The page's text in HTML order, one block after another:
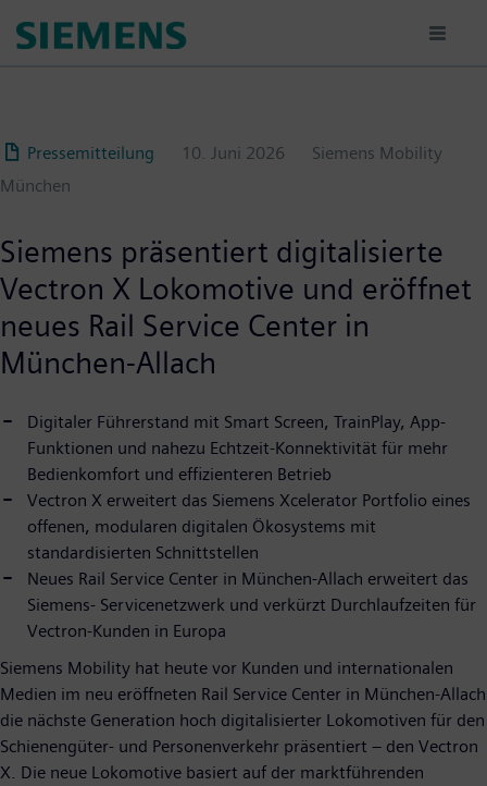
para
Pressemitteilung
10. Juni 2026
Siemens Mobility
München
Siemens präsentiert digitalisierte
Vectron X Lokomotive und eröffnet
neues Rail Service Center in
München-Allach
Digitaler Führerstand mit Smart Screen, TrainPlay, App-
Funktionen und nahezu Echtzeit-Konnektivität für mehr
Bedienkomfort und effizienteren Betrieb
Vectron X erweitert das Siemens Xcelerator Portfolio eines
offenen, modularen digitalen Ökosystems mit
standardisierten Schnittstellen
Neues Rail Service Center in München-Allach erweitert das
Siemens- Servicenetzwerk und verkürzt Durchlaufzeiten für
Vectron-Kunden in Europa
Siemens Mobility hat heute vor Kunden und internationalen
Medien im neu eröffneten Rail Service Center in München-Allach
die nächste Generation hoch digitalisierter Lokomotiven für den
Schienengüter- und Personenverkehr präsentiert – den Vectron
X. Die neue Lokomotive basiert auf der marktführenden